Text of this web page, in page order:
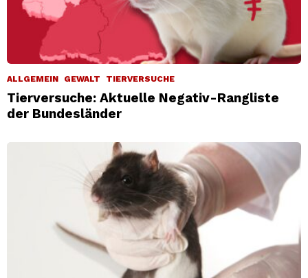
ALLGEMEIN GEWALT TIERVERSUCHE
Tierversuche: Aktuelle Negativ-Rangliste
der Bundesländer